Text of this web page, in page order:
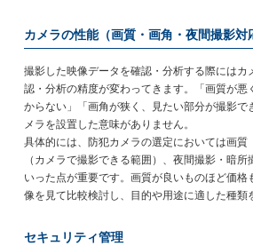
カメラの性能（画質・画角・夜間撮影対
撮影した映像データを確認・分析する際にはカ
認・分析の精度が変わってきます。「画質が悪
からない」「画角が狭く、見たい部分が撮影で
メラを設置した意味がありません。
具体的には、防犯カメラの選定においては画質
（カメラで撮影できる範囲）、夜間撮影・暗所
いった点が重要です。画質が良いものほど価格
像を見て比較検討し、目的や用途に適した種類
セキュリティ管理